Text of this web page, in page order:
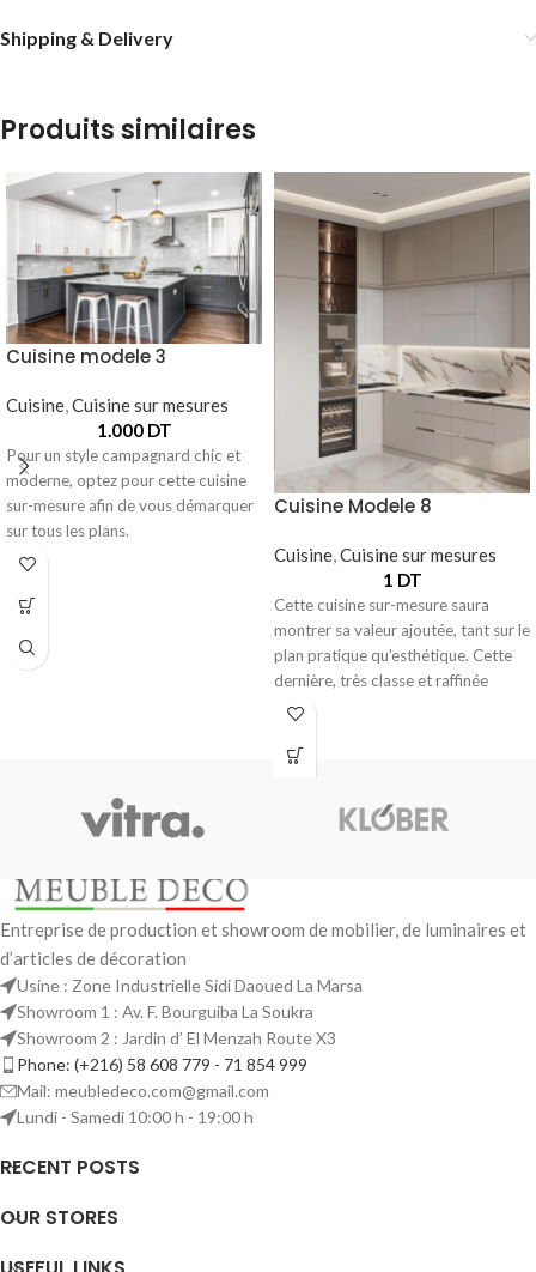
Shipping & Delivery
Produits similaires
Cuisine modele 3
Cuisine,Cuisine sur mesures
1.000 DT
Pour un style campagnard chic et
moderne, optez pour cette cuisine
sur-mesure afin de vous démarquer
sur tous les plans.
Cuisine Modele 8
Cuisine,Cuisine sur mesures
1 DT
Cette cuisine sur-mesure saura
montrer sa valeur ajoutée, tant sur le
plan pratique qu’esthétique. Cette
dernière, très classe et raffinée
Entreprise de production et showroom de mobilier, de luminaires et
d’articles de décoration
Usine : Zone Industrielle Sidi Daoued La Marsa
Showroom 1 : Av. F. Bourguiba La Soukra
Showroom 2 : Jardin d’ El Menzah Route X3
Phone: (+216) 58 608 779 - 71 854 999
Mail: meubledeco.com@gmail.com
Lundi - Samedi 10:00 h - 19:00 h
RECENT POSTS
OUR STORES